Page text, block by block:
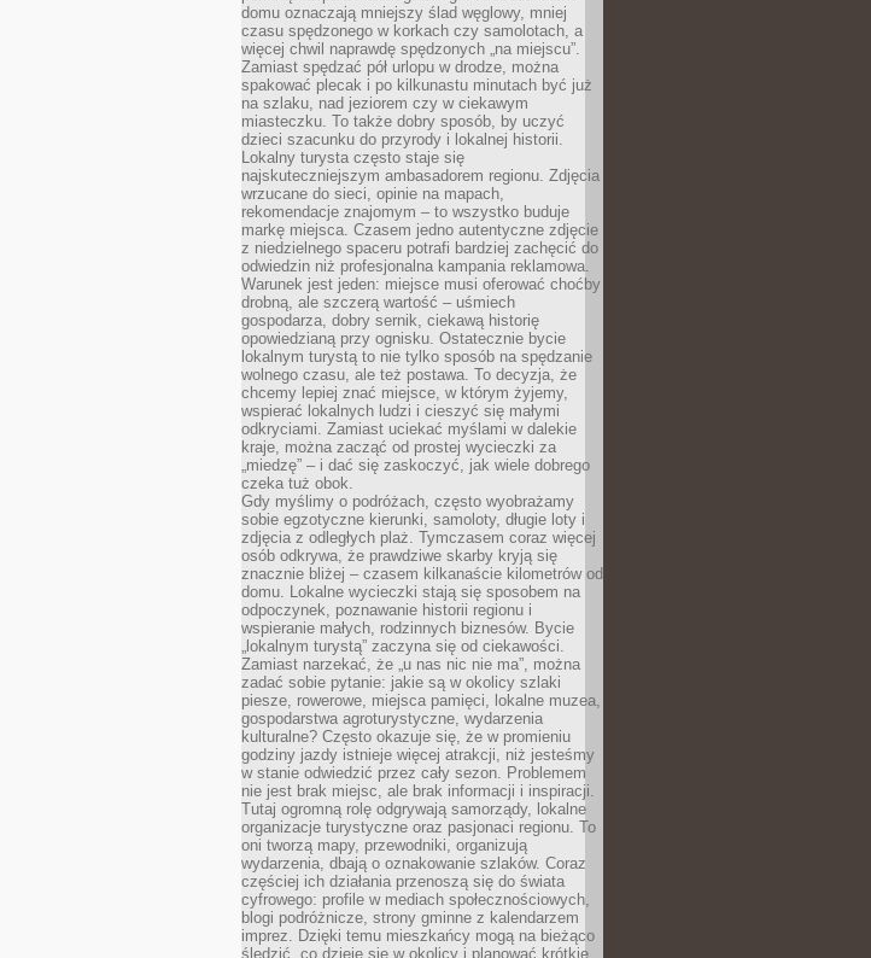
domu oznaczają mniejszy ślad węglowy, mniej
czasu spędzonego w korkach czy samolotach, a
więcej chwil naprawdę spędzonych „na miejscu”.
Zamiast spędzać pół urlopu w drodze, można
spakować plecak i po kilkunastu minutach być już
na szlaku, nad jeziorem czy w ciekawym
miasteczku. To także dobry sposób, by uczyć
dzieci szacunku do przyrody i lokalnej historii.
Lokalny turysta często staje się
najskuteczniejszym ambasadorem regionu. Zdjęcia
wrzucane do sieci, opinie na mapach,
rekomendacje znajomym – to wszystko buduje
markę miejsca. Czasem jedno autentyczne zdjęcie
z niedzielnego spaceru potrafi bardziej zachęcić do
odwiedzin niż profesjonalna kampania reklamowa.
Warunek jest jeden: miejsce musi oferować choćby
drobną, ale szczerą wartość – uśmiech
gospodarza, dobry sernik, ciekawą historię
opowiedzianą przy ognisku. Ostatecznie bycie
lokalnym turystą to nie tylko sposób na spędzanie
wolnego czasu, ale też postawa. To decyzja, że
chcemy lepiej znać miejsce, w którym żyjemy,
wspierać lokalnych ludzi i cieszyć się małymi
odkryciami. Zamiast uciekać myślami w dalekie
kraje, można zacząć od prostej wycieczki za
„miedzę” – i dać się zaskoczyć, jak wiele dobrego
czeka tuż obok.
Gdy myślimy o podróżach, często wyobrażamy
sobie egzotyczne kierunki, samoloty, długie loty i
zdjęcia z odległych plaż. Tymczasem coraz więcej
osób odkrywa, że prawdziwe skarby kryją się
znacznie bliżej – czasem kilkanaście kilometrów od
domu. Lokalne wycieczki stają się sposobem na
odpoczynek, poznawanie historii regionu i
wspieranie małych, rodzinnych biznesów. Bycie
„lokalnym turystą” zaczyna się od ciekawości.
Zamiast narzekać, że „u nas nic nie ma”, można
zadać sobie pytanie: jakie są w okolicy szlaki
piesze, rowerowe, miejsca pamięci, lokalne muzea,
gospodarstwa agroturystyczne, wydarzenia
kulturalne? Często okazuje się, że w promieniu
godziny jazdy istnieje więcej atrakcji, niż jesteśmy
w stanie odwiedzić przez cały sezon. Problemem
nie jest brak miejsc, ale brak informacji i inspiracji.
Tutaj ogromną rolę odgrywają samorządy, lokalne
organizacje turystyczne oraz pasjonaci regionu. To
oni tworzą mapy, przewodniki, organizują
wydarzenia, dbają o oznakowanie szlaków. Coraz
częściej ich działania przenoszą się do świata
cyfrowego: profile w mediach społecznościowych,
blogi podróżnicze, strony gminne z kalendarzem
imprez. Dzięki temu mieszkańcy mogą na bieżąco
śledzić, co dzieje się w okolicy i planować krótkie,